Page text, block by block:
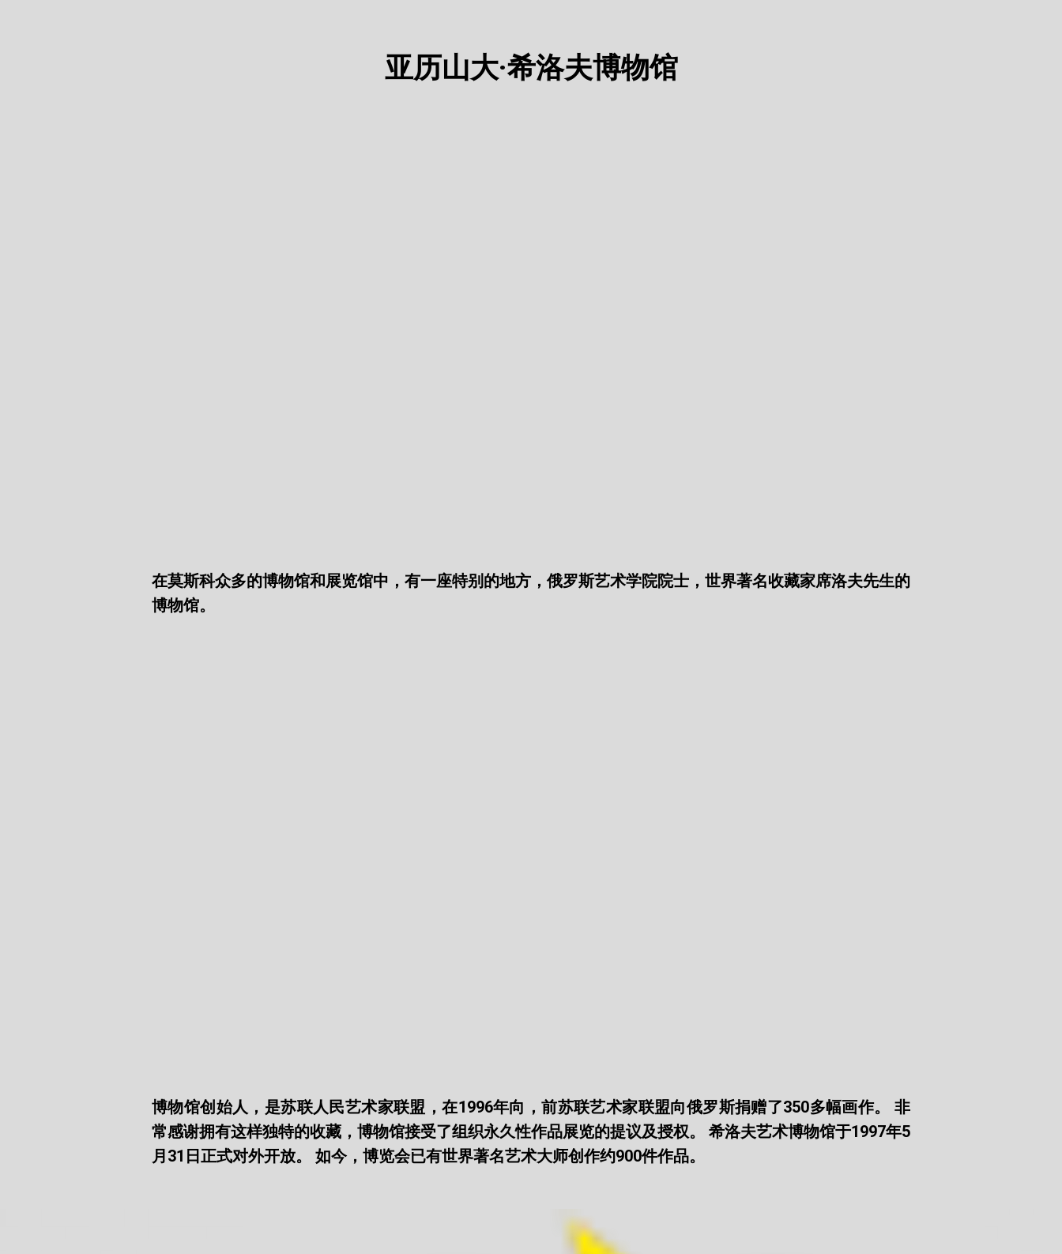
亚历山大·希洛夫博物馆
在莫斯科众多的博物馆和展览馆中，有一座特别的地方，俄罗斯艺术学院院士，世界著名收藏家席洛夫先生的
博物馆。
博物馆创始人，是苏联人民艺术家联盟，在1996年向，前苏联艺术家联盟向俄罗斯捐赠了350多幅画作。 非
常感谢拥有这样独特的收藏，博物馆接受了组织永久性作品展览的提议及授权。 希洛夫艺术博物馆于1997年5
月31日正式对外开放。 如今，博览会已有世界著名艺术大师创作约900件作品。